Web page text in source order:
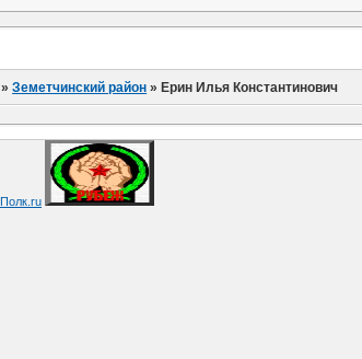
»Земетчинский район » Ерин Илья Константинович